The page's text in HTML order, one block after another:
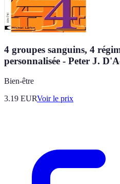
4 groupes sanguins, 4
personnalisée - Peter J.
Bien-être
3.19 EURVoir le prix